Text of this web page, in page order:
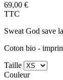
69,00 €
TTC
Sweat God save
Coton bio -
Taille
Couleur